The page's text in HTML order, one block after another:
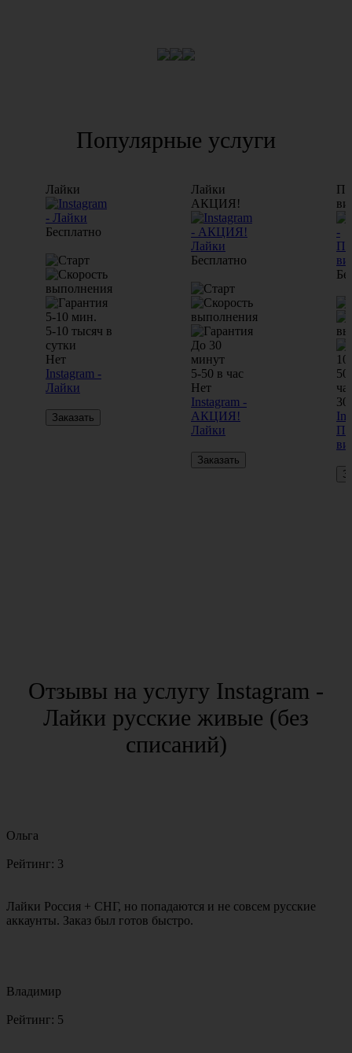
Популярные услуги
Лайки
Бесплатно
5-10 мин.
5-10 тысяч в
сутки
Нет
Instagram -
Лайки
Заказать
Лайки
АКЦИЯ!
Бесплатно
До 30
минут
5-50 в час
Нет
Instagram -
АКЦИЯ!
Лайки
Заказать
50
30
Отзывы на услугу Instagram -
Лайки русские живые (без
списаний)
Ольга
Рейтинг: 3
Лайки Россия + СНГ, но попадаются и не совсем русские
аккаунты. Заказ был готов быстро.
Владимир
Рейтинг: 5